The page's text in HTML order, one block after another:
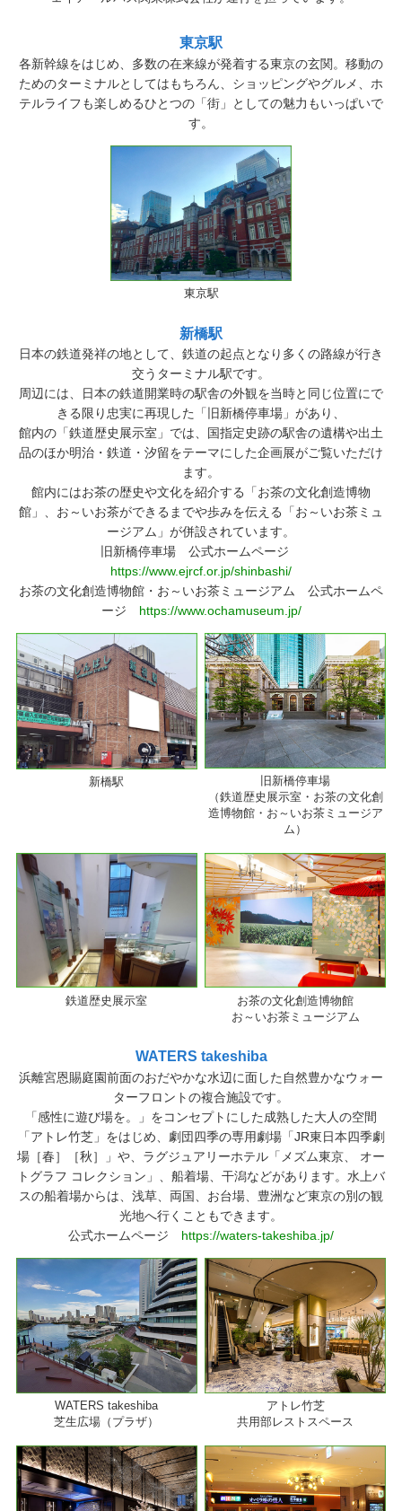
東京駅
各新幹線をはじめ、多数の在来線が発着する東京の玄関。移動の
ためのターミナルとしてはもちろん、ショッピングやグルメ、ホ
テルライフも楽しめるひとつの「街」としての魅力もいっぱいで
す。
東京駅
新橋駅
日本の鉄道発祥の地として、鉄道の起点となり多くの路線が行き
交うターミナル駅です。
周辺には、日本の鉄道開業時の駅舎の外観を当時と同じ位置にで
きる限り忠実に再現した「旧新橋停車場」があり、
館内の「鉄道歴史展示室」では、国指定史跡の駅舎の遺構や出土
品のほか明治・鉄道・汐留をテーマにした企画展がご覧いただけ
ます。
館内にはお茶の歴史や文化を紹介する「お茶の文化創造博物
館」、お～いお茶ができるまでや歩みを伝える「お～いお茶ミュ
ージアム」が併設されています。
旧新橋停車場 公式ホームページ
https://www.ejrcf.or.jp/shinbashi/
お茶の文化創造博物館・お～いお茶ミュージアム 公式ホームペ
ージ https://www.ochamuseum.jp/
新橋駅
旧新橋停車場
（鉄道歴史展示室・お茶の文化創
造博物館・お～いお茶ミュージア
ム）
鉄道歴史展示室
お茶の文化創造博物館
お～いお茶ミュージアム
WATERS takeshiba
浜離宮恩賜庭園前面のおだやかな水辺に面した自然豊かなウォー
ターフロントの複合施設です。
「感性に遊び場を。」をコンセプトにした成熟した大人の空間
「アトレ竹芝」をはじめ、劇団四季の専用劇場「JR東日本四季劇
場［春］［秋］」や、ラグジュアリーホテル「メズム東京、 オー
トグラフ コレクション」、船着場、干潟などがあります。水上バ
スの船着場からは、浅草、両国、お台場、豊洲など東京の別の観
光地へ行くこともできます。
公式ホームページ https://waters-takeshiba.jp/
WATERS takeshiba
芝生広場（プラザ）
アトレ竹芝
共用部レストスペース